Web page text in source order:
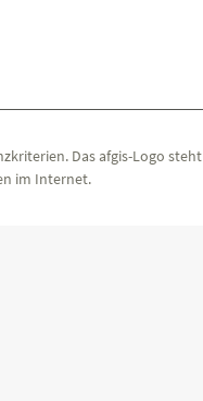
Das afgis-Logo steht
im Internet.